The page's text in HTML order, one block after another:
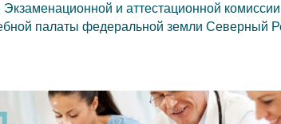
Экзаменационной и аттестационной
палаты федеральной земли Северный